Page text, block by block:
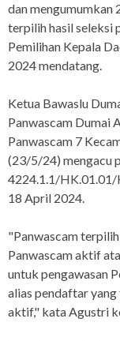
dan mengumumkan
terpilih hasil seleksi
Pemilihan Kepala
2024 mendatang.
Ketua Bawaslu
Panwascam Dumai
Panwascam 7
(23/5/24) mengacu
4224.1.1/
18 April 2024.
"Panwascam
Panwascam aktif
untuk pengawasan
alias pendaftar
aktif," kata Agustri